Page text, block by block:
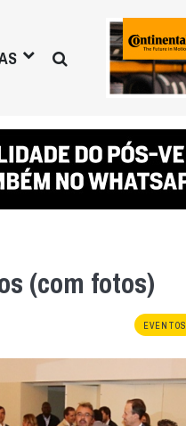
(com fotos)
EVENTOS